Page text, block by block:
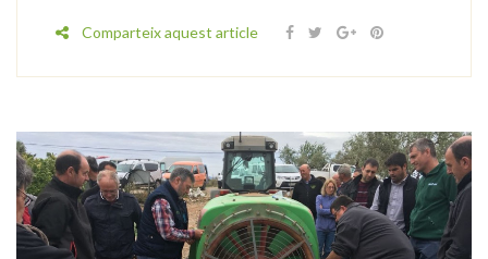
Comparteix aquest article